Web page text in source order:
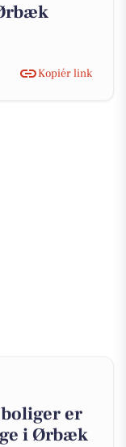
Kopiér link
boliger er
i Ørbæk